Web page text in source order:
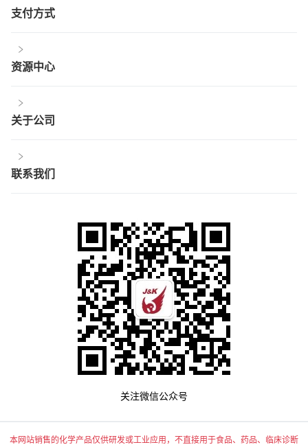
支付方式
资源中心
关于公司
联系我们
关注微信公众号
本网站销售的化学产品仅供研发或工业应用，不直接用于食品、药品、临床诊断